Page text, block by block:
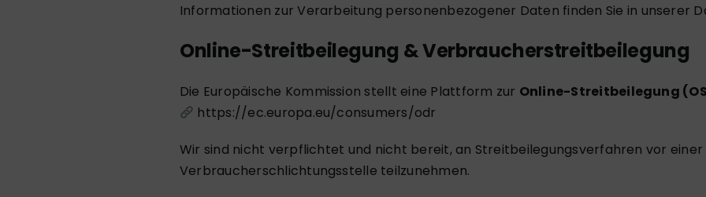
Informationen zur Verarbeitung personenbezogener Daten finden Sie in unserer
Online-Streitbeilegung & Verbraucherstreitbeilegung
Die Europäische Kommission stellt eine Plattform zur Online-Streitbeilegung
https://ec.europa.eu/consumers/odr
Wir sind nicht verpflichtet und nicht bereit, an Streitbeilegungsverfahren vor einer
Verbraucherschlichtungsstelle teilzunehmen.